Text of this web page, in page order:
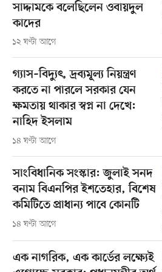
সাদ্দামকে বলেছিলেন ওবায়দুল
কাদের
১২ ঘণ্টা আগে
গ্যাস–বিদ্যুৎ, দ্রব্যমূল্য নিয়ন্ত্রণ
করতে না পারলে সরকার যেন
ক্ষমতায় থাকার স্বপ্ন না দেখে:
নাহিদ ইসলাম
১৪ ঘণ্টা আগে
সাংবিধানিক সংস্কার: জুলাই সনদ
বনাম বিএনপির ইশতেহার, বিশেষ
কমিটিতে প্রাধান্য পাবে কোনটি
১৪ ঘণ্টা আগে
এক নাগরিক, এক কার্ডের লক্ষ্যেই